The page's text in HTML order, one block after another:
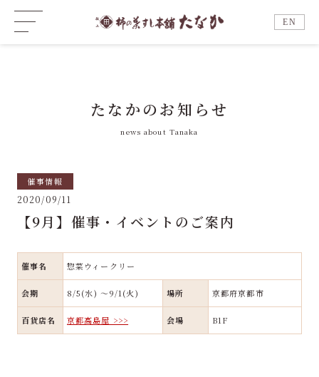
EN
たなかのお知らせ
news about Tanaka
催事情報
2020/09/11
【9月】催事・イベントのご案内
催事名 惣菜ウィークリー
会期 8/5(水) ～9/1(火) 場所 京都府京都市
百貨店名 京都高島屋 >>> 会場 B1F